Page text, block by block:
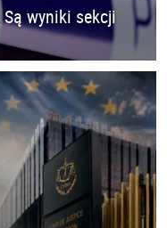
wyniki sekcji